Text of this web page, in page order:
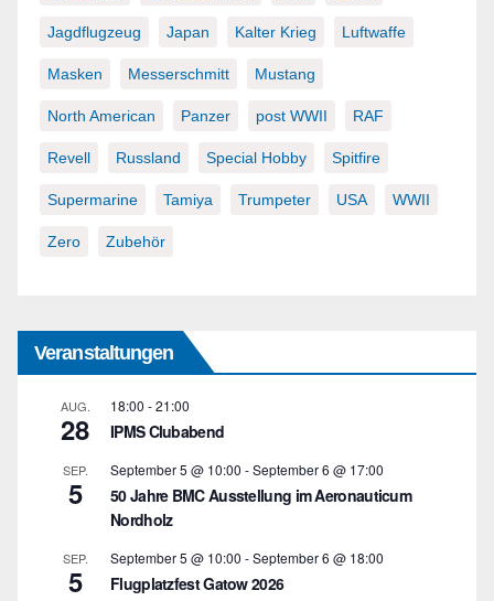
Jagdflugzeug Japan Kalter Krieg Luftwaffe
Masken Messerschmitt Mustang
North American Panzer post WWII RAF
Revell Russland Special Hobby Spitfire
Supermarine Tamiya Trumpeter USA WWII
Zero Zubehör
Veranstaltungen
AUG.
28
18:00 -21:00
IPMS Clubabend
SEP.
5
September 5 @ 10:00 -September 6 @ 17:00
50 Jahre BMC Ausstellung im Aeronauticum
Nordholz
SEP.
5
September 5 @ 10:00 -September 6 @ 18:00
Flugplatzfest Gatow 2026